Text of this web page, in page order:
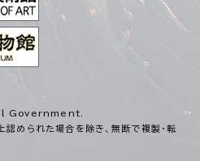
Government.
認められた場合を除き、無断で複製・転